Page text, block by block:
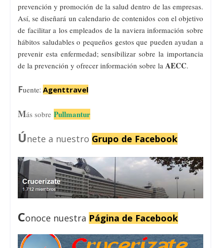
prevención y promoción de la salud dentro de las empresas.
Así, se diseñará un calendario de contenidos con el objetivo
de facilitar a los empleados de la naviera información sobre
hábitos saludables o pequeños gestos que pueden ayudan a
prevenir esta enfermedad; sensibilizar sobre la importancia
de la prevención y ofrecer información sobre la AECC.
Fuente: Agenttravel
Más sobre Pullmantur
Únete a nuestro Grupo de Facebook
Conoce nuestra Página de Facebook